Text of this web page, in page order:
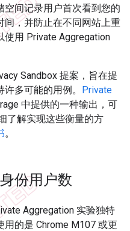
间记录用户首次看到您的
间，并防止在不同网站上重
用 Private Aggregation
Sandbox 提案，旨在提
多可能的用例。 Private
中提供的一种输出，可
了解实现这些衡量的方
。
份用户数
Aggregation 实验独特
的是 Chrome M107 或更